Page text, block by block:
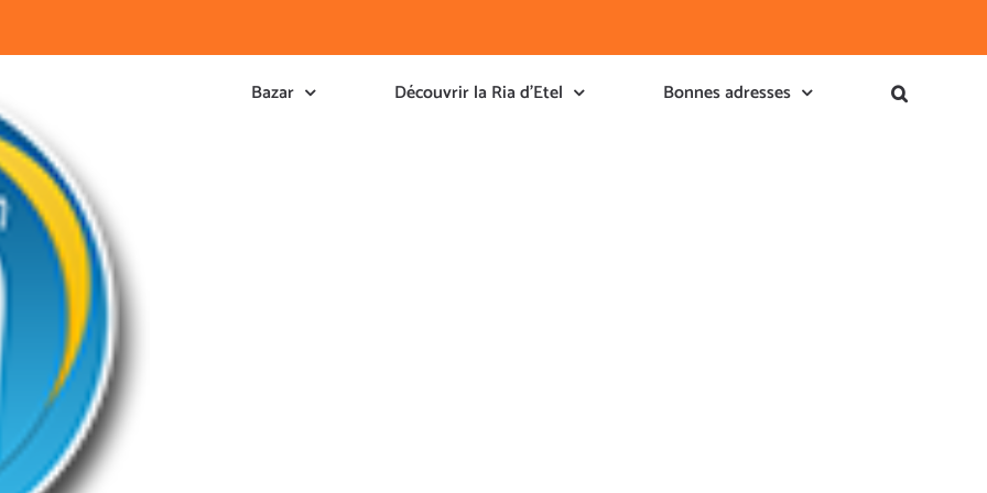
Bazar Découvrir la Ria d’Etel Bonnes adresses